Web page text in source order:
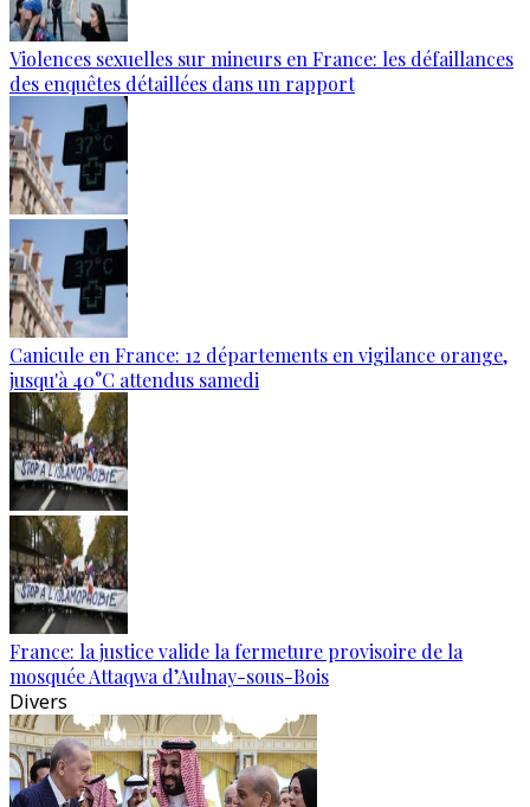
Violences sexuelles sur mineurs en France: les défaillances
des enquêtes détaillées dans un rapport
Canicule en France: 12 départements en vigilance orange,
jusqu'à 40°C attendus samedi
France: la justice valide la fermeture provisoire de la
mosquée Attaqwa d’Aulnay-sous-Bois
Divers